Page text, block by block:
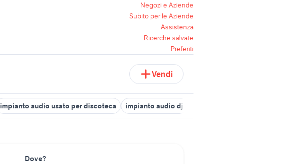
Negozi e Aziende
Subito per le Aziende
Assistenza
Ricerche salvate
Preferiti
Vendi
impianto audio usato per discoteca impianto audio dj
Dove?